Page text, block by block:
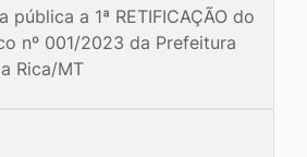
pública a 1ª RETIFICAÇÃO do
nº 001/2023 da Prefeitura
Rica/MT